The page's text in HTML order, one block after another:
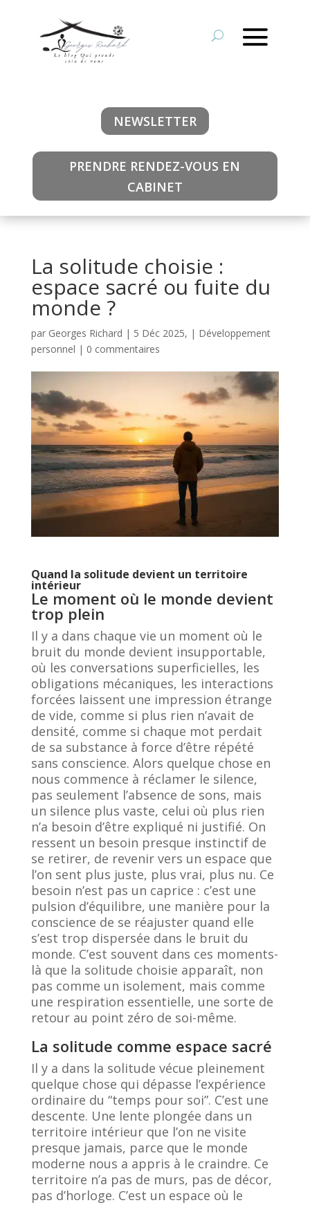
NEWSLETTER
PRENDRE RENDEZ-VOUS EN
CABINET
La solitude choisie :
espace sacré ou fuite du
monde ?
par Georges Richard | 5 Déc 2025, | Développement
personnel | 0 commentaires
Quand la solitude devient un territoire
intérieur
Le moment où le monde devient
trop plein
Il y a dans chaque vie un moment où le
bruit du monde devient insupportable,
où les conversations superficielles, les
obligations mécaniques, les interactions
forcées laissent une impression étrange
de vide, comme si plus rien n’avait de
densité, comme si chaque mot perdait
de sa substance à force d’être répété
sans conscience. Alors quelque chose en
nous commence à réclamer le silence,
pas seulement l’absence de sons, mais
un silence plus vaste, celui où plus rien
n’a besoin d’être expliqué ni justifié. On
ressent un besoin presque instinctif de
se retirer, de revenir vers un espace que
l’on sent plus juste, plus vrai, plus nu. Ce
besoin n’est pas un caprice : c’est une
pulsion d’équilibre, une manière pour la
conscience de se réajuster quand elle
s’est trop dispersée dans le bruit du
monde. C’est souvent dans ces moments-
là que la solitude choisie apparaît, non
pas comme un isolement, mais comme
une respiration essentielle, une sorte de
retour au point zéro de soi-même.
La solitude comme espace sacré
Il y a dans la solitude vécue pleinement
quelque chose qui dépasse l’expérience
ordinaire du “temps pour soi”. C’est une
descente. Une lente plongée dans un
territoire intérieur que l’on ne visite
presque jamais, parce que le monde
moderne nous a appris à le craindre. Ce
territoire n’a pas de murs, pas de décor,
pas d’horloge. C’est un espace où le